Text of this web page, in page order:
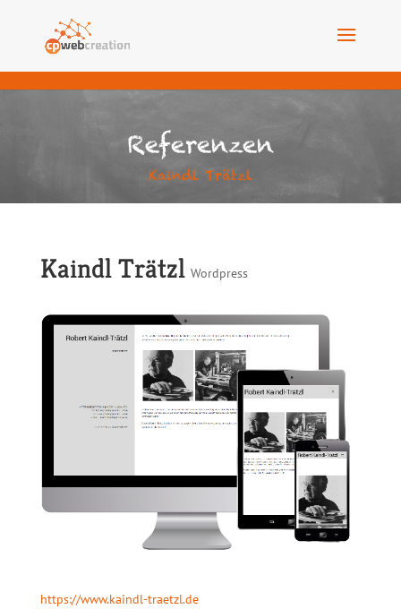
Referenzen
Kaindl Trätzl
Kaindl Trätzl Wordpress
https://www.kaindl-traetzl.de